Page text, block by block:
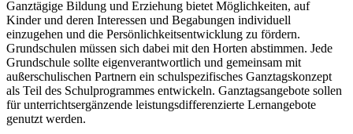
Ganztägige Bildung und Erziehung bietet Möglichkeiten, auf
Kinder und deren Interessen und Begabungen individuell
einzugehen und die Persönlichkeitsentwicklung zu fördern.
Grundschulen müssen sich dabei mit den Horten abstimmen. Jede
Grundschule sollte eigenverantwortlich und gemeinsam mit
außerschulischen Partnern ein schulspezifisches Ganztagskonzept
als Teil des Schulprogrammes entwickeln. Ganztagsangebote sollen
für unterrichtsergänzende leistungsdifferenzierte Lernangebote
genutzt werden.